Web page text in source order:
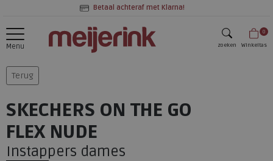
Betaal achteraf met Klarna!
Menu zoeken
0
Winkeltas
Terug
SKECHERS ON THE GO
FLEX NUDE
Instappers dames